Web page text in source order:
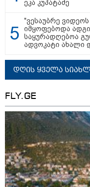
მნიშვნელოვანი
ეკა კუპატაძე
"ვესაუბრე
იმყოფებოდა
საყურადღებოა
ადვოკატი ახალი
დღის ყველა
FLY.GE